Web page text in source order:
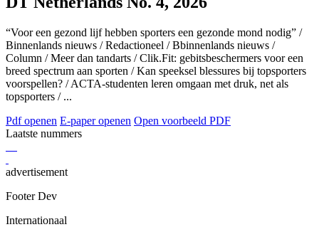
“Voor een gezond lijf hebben sporters een gezonde mond nodig” /
Binnenlands nieuws / Redactioneel / Bbinnenlands nieuws /
Column / Meer dan tandarts / Clik.Fit: gebitsbeschermers voor een
breed spectrum aan sporten / Kan speeksel blessures bij topsporters
voorspellen? / ACTA-studenten leren omgaan met druk, net als
topsporters / ...
Pdf openen E-paper openen Open voorbeeld PDF
Laatste nummers
advertisement
Footer Dev
Internationaal